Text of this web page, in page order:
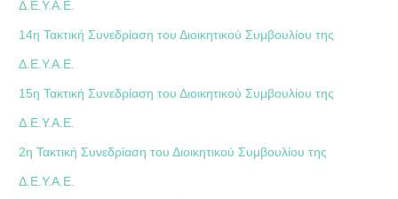
Δ.Ε.Υ.Α.Ε.
14η Τακτική Συνεδρίαση του Διοικητικού Συμβουλίου της
Δ.Ε.Υ.Α.Ε.
15η Τακτική Συνεδρίαση του Διοικητικού Συμβουλίου της
Δ.Ε.Υ.Α.Ε.
2η Τακτική Συνεδρίαση του Διοικητικού Συμβουλίου της
Δ.Ε.Υ.Α.Ε.